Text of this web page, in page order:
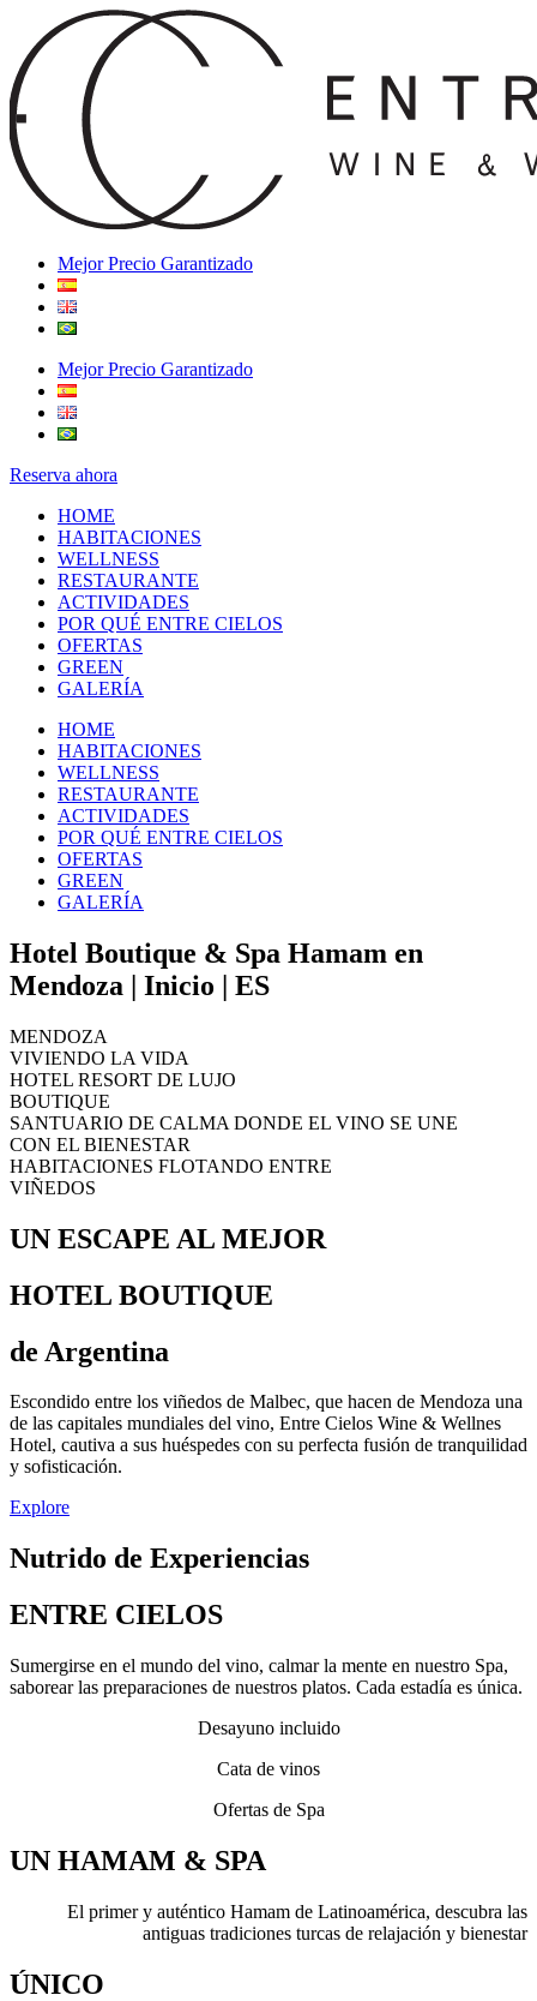
Mejor Precio Garantizado
Mejor Precio Garantizado
Reserva ahora
HOME
HABITACIONES
WELLNESS
RESTAURANTE
ACTIVIDADES
POR QUÉ ENTRE CIELOS
OFERTAS
GREEN
GALERÍA
HOME
HABITACIONES
WELLNESS
RESTAURANTE
ACTIVIDADES
POR QUÉ ENTRE CIELOS
OFERTAS
GREEN
GALERÍA
Hotel Boutique & Spa Hamam en
Mendoza | Inicio | ES
MENDOZA
VIVIENDO LA VIDA
HOTEL RESORT DE LUJO
BOUTIQUE
SANTUARIO DE CALMA DONDE EL VINO SE UNE
CON EL BIENESTAR
HABITACIONES FLOTANDO ENTRE
VIÑEDOS
UN ESCAPE AL MEJOR
HOTEL BOUTIQUE
de Argentina
Escondido entre los viñedos de Malbec, que hacen de Mendoza una
de las capitales mundiales del vino, Entre Cielos Wine & Wellnes
Hotel, cautiva a sus huéspedes con su perfecta fusión de tranquilidad
y sofisticación.
Explore
Nutrido de Experiencias
ENTRE CIELOS
Sumergirse en el mundo del vino, calmar la mente en nuestro Spa,
saborear las preparaciones de nuestros platos. Cada estadía es única.
Desayuno incluido
Cata de vinos
Ofertas de Spa
UN HAMAM & SPA
El primer y auténtico Hamam de Latinoamérica, descubra las
antiguas tradiciones turcas de relajación y bienestar
ÚNICO